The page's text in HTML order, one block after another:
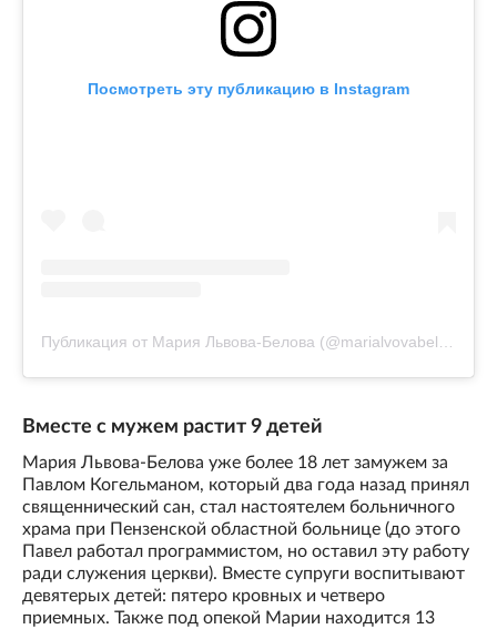
Посмотреть эту публикацию в Instagram
Вместе с мужем растит 9 детей
Мария Львова-Белова уже более 18 лет замужем за
Павлом Когельманом, который два года назад принял
священнический сан, стал настоятелем больничного
храма при Пензенской областной больнице (до этого
Павел работал программистом, но оставил эту работу
ради служения церкви). Вместе супруги воспитывают
девятерых детей: пятеро кровных и четверо
приемных. Также под опекой Марии находится 13